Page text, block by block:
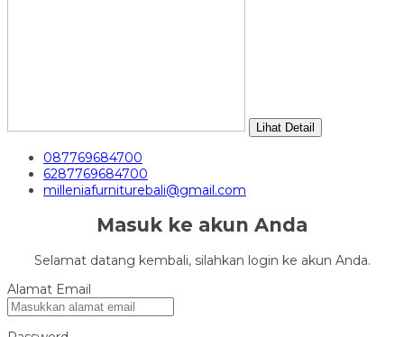
Lihat Detail
087769684700
6287769684700
milleniafurniturebali@gmail.com
Masuk ke akun Anda
Selamat datang kembali, silahkan login ke akun Anda.
Alamat Email